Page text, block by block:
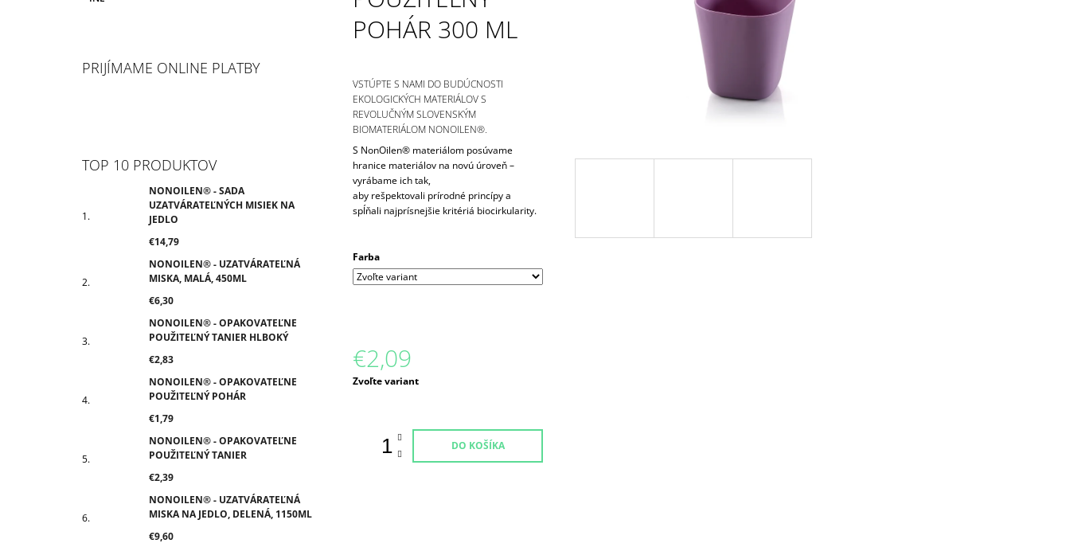
I
E
PRIJÍMAME ONLINE PLATBY
TOP 10 PRODUKTOV
NONOILEN® - SADA
UZATVÁRATEĽNÝCH MISIEK NA
JEDLO
€14,79
NONOILEN® - UZATVÁRATEĽNÁ
MISKA, MALÁ, 450ML
€6,30
NONOILEN® - OPAKOVATEĽNE
POUŽITEĽNÝ TANIER HLBOKÝ
€2,83
NONOILEN® - OPAKOVATEĽNE
POUŽITEĽNÝ POHÁR
€1,79
NONOILEN® - OPAKOVATEĽNE
POUŽITEĽNÝ TANIER
€2,39
NONOILEN® - UZATVÁRATEĽNÁ
MISKA NA JEDLO, DELENÁ, 1150ML
€9,60
POHÁR 300 ML
VSTÚPTE S NAMI DO BUDÚCNOSTI
EKOLOGICKÝCH MATERIÁLOV S
REVOLUČNÝM SLOVENSKÝM
BIOMATERIÁLOM NONOILEN®.
S NonOilen® materiálom posúvame
hranice materiálov na novú úroveň –
vyrábame ich tak,
aby rešpektovali prírodné princípy a
spĺňali najprísnejšie kritériá biocirkularity.
Farba
€2,09
Jednotková
Zvoľte variant
DO KOŠÍKA
€6,30